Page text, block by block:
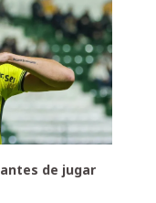
de jugar